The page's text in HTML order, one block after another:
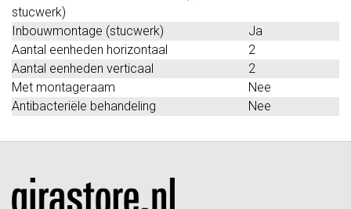
stucwerk)
Inbouwmontage (stucwerk)
Ja
Aantal eenheden horizontaal
2
Aantal eenheden verticaal
2
Met montageraam
Nee
Antibacteriële behandeling
Nee